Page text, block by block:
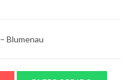
Blumenau